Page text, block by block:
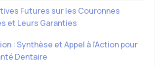
Futures sur les Couronnes
et Leurs Garanties
: Synthèse et Appel à l’Action pour
Dentaire